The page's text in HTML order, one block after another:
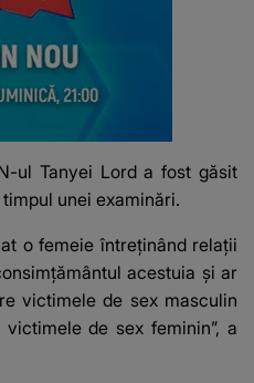
ul Tanyei Lord a fost găsit
unei examinări.
o femeie întreținând relații
acestuia și ar
victimele de sex masculin
de sex feminin”, a